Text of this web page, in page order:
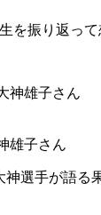
を振り返っ
雄子さん
選手が語る